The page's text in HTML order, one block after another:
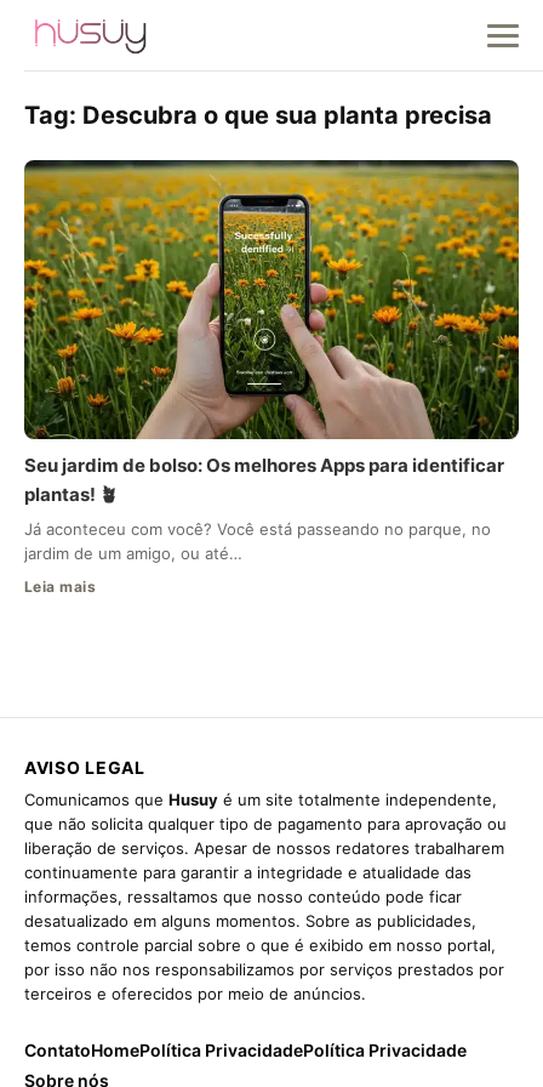
Tag: Descubra o que sua planta precisa
Seu jardim de bolso: Os melhores Apps para identificar
plantas! 🪴
Já aconteceu com você? Você está passeando no parque, no
jardim de um amigo, ou até…
Leia mais
AVISO LEGAL
Comunicamos que Husuy é um site totalmente independente,
que não solicita qualquer tipo de pagamento para aprovação ou
liberação de serviços. Apesar de nossos redatores trabalharem
continuamente para garantir a integridade e atualidade das
informações, ressaltamos que nosso conteúdo pode ficar
desatualizado em alguns momentos. Sobre as publicidades,
temos controle parcial sobre o que é exibido em nosso portal,
por isso não nos responsabilizamos por serviços prestados por
terceiros e oferecidos por meio de anúncios.
ContatoHomePolítica PrivacidadePolítica Privacidade
Sobre nós